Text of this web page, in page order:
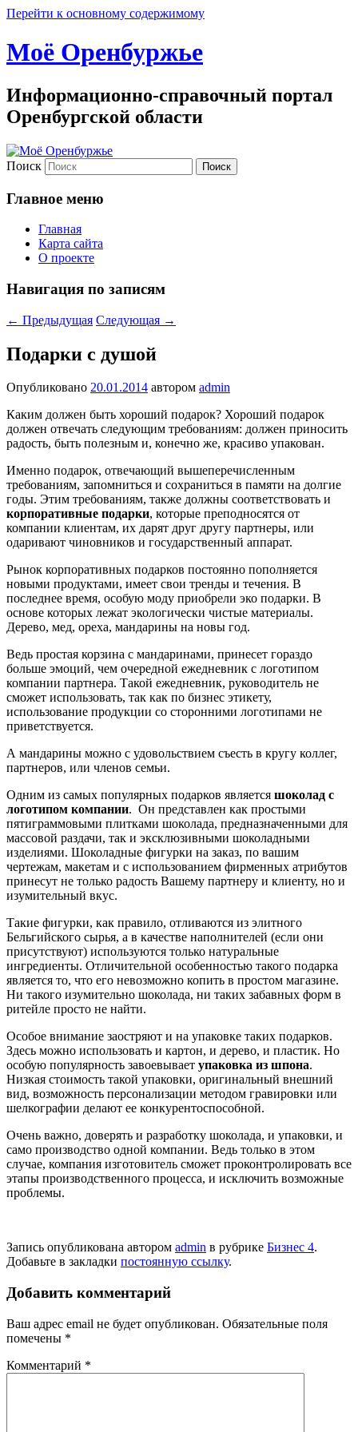
Перейти к основному содержимому
Моё Оренбуржье
Информационно-справочный портал
Оренбургской области
Поиск
Главное меню
Главная
Карта сайта
О проекте
Навигация по записям
← Предыдущая Следующая →
Подарки с душой
Опубликовано 20.01.2014 автором admin
Каким должен быть хороший подарок? Хороший подарок
должен отвечать следующим требованиям: должен приносить
радость, быть полезным и, конечно же, красиво упакован.
Именно подарок, отвечающий вышеперечисленным
требованиям, запомниться и сохраниться в памяти на долгие
годы. Этим требованиям, также должны соответствовать и
корпоративные подарки, которые преподносятся от
компании клиентам, их дарят друг другу партнеры, или
одаривают чиновников и государственный аппарат.
Рынок корпоративных подарков постоянно пополняется
новыми продуктами, имеет свои тренды и течения. В
последнее время, особую моду приобрели эко подарки. В
основе которых лежат экологически чистые материалы.
Дерево, мед, ореха, мандарины на новы год.
Ведь простая корзина с мандаринами, принесет гораздо
больше эмоций, чем очередной ежедневник с логотипом
компании партнера. Такой ежедневник, руководитель не
сможет использовать, так как по бизнес этикету,
использование продукции со сторонними логотипами не
приветствуется.
А мандарины можно с удовольствием съесть в кругу коллег,
партнеров, или членов семьи.
Одним из самых популярных подарков является шоколад с
логотипом компании. Он представлен как простыми
пятиграммовыми плитками шоколада, предназначенными для
массовой раздачи, так и эксклюзивными шоколадными
изделиями. Шоколадные фигурки на заказ, по вашим
чертежам, макетам и с использованием фирменных атрибутов
принесут не только радость Вашему партнеру и клиенту, но и
изумительный вкус.
Такие фигурки, как правило, отливаются из элитного
Бельгийского сырья, а в качестве наполнителей (если они
присутствуют) используются только натуральные
ингредиенты. Отличительной особенностью такого подарка
является то, что его невозможно копить в простом магазине.
Ни такого изумительно шоколада, ни таких забавных форм в
ритейле просто не найти.
Особое внимание заостряют и на упаковке таких подарков.
Здесь можно использовать и картон, и дерево, и пластик. Но
особую популярность завоевывает упаковка из шпона.
Низкая стоимость такой упаковки, оригинальный внешний
вид, возможность персонализации методом гравировки или
шелкографии делают ее конкурентоспособной.
Очень важно, доверять и разработку шоколада, и упаковки, и
само производство одной компании. Ведь только в этом
случае, компания изготовитель сможет проконтролировать все
этапы производственного процесса, и исключить возможные
проблемы.
Запись опубликована автором admin в рубрике Бизнес 4.
Добавьте в закладки постоянную ссылку.
Добавить комментарий
Ваш адрес email не будет опубликован. Обязательные поля
помечены *
Комментарий *